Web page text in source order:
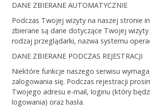
DANE ZBIERANE AUTOMATYCZNIE
Podczas Twojej wizyty na naszej stronie
zbierane są dane dotyczące Twojej
rodzaj przeglądarki, nazwa systemu
DANE ZBIERANE PODCZAS REJESTRACJI
Niektóre funkcje naszego serwisu
zalogowania się. Podczas rejestracji
Twojego adresu e-mail, loginu (który
logowania) oraz hasła.